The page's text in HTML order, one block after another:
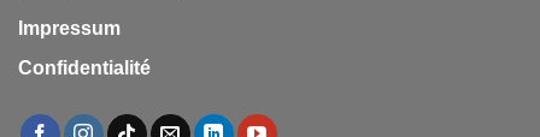
Impressum
Confidentialité